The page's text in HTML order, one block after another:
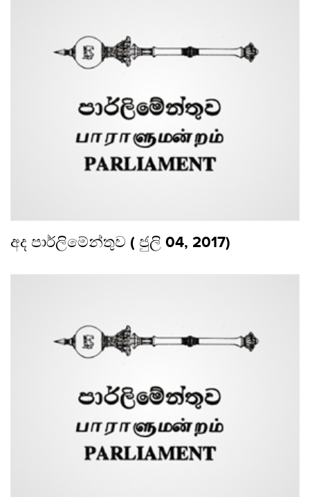
අද පාර්ලිමේන්තුව ( ජුලි 04, 2017)